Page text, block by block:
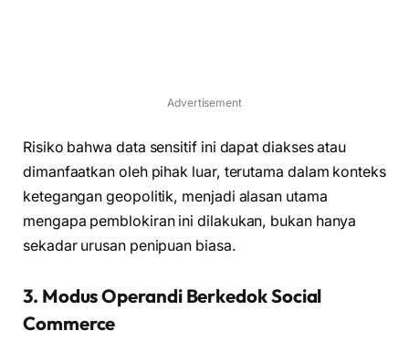
Advertisement
Risiko bahwa data sensitif ini dapat diakses atau
dimanfaatkan oleh pihak luar, terutama dalam konteks
ketegangan geopolitik, menjadi alasan utama
mengapa pemblokiran ini dilakukan, bukan hanya
sekadar urusan penipuan biasa.
3. Modus Operandi Berkedok Social
Commerce